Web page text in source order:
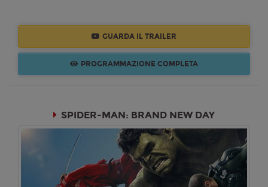
GUARDA IL TRAILER
PROGRAMMAZIONE COMPLETA
SPIDER-MAN: BRAND NEW DAY